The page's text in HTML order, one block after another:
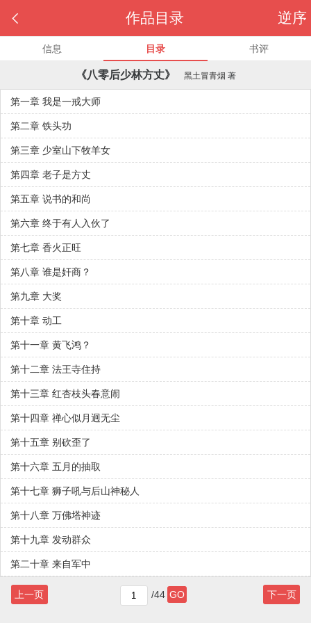
 逆序
作品目录
信息 目录 书评
《八零后少林方丈》 黑土冒青烟 著
第一章 我是一戒大师
第二章 铁头功
第三章 少室山下牧羊女
第四章 老子是方丈
第五章 说书的和尚
第六章 终于有人入伙了
第七章 香火正旺
第八章 谁是奸商？
第九章 大奖
第十章 动工
第十一章 黄飞鸿？
第十二章 法王寺住持
第十三章 红杏枝头春意闹
第十四章 禅心似月迥无尘
第十五章 别砍歪了
第十六章 五月的抽取
第十七章 狮子吼与后山神秘人
第十八章 万佛塔神迹
第十九章 发动群众
第二十章 来自军中
上一页 /44 GO 下一页